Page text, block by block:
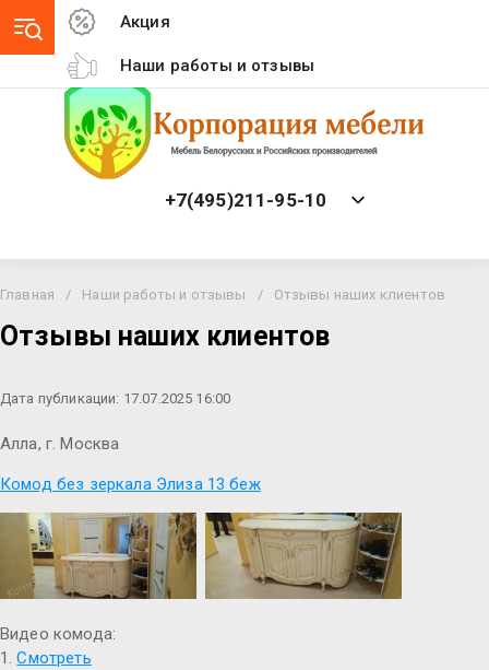
Акция
Наши работы и отзывы
+7(495)211-95-10
Главная / Наши работы и отзывы / Отзывы наших клиентов
Отзывы наших клиентов
Дата публикации: 17.07.2025 16:00
Алла, г. Москва
Комод без зеркала Элиза 13 беж
Видео комода:
1.Смотреть